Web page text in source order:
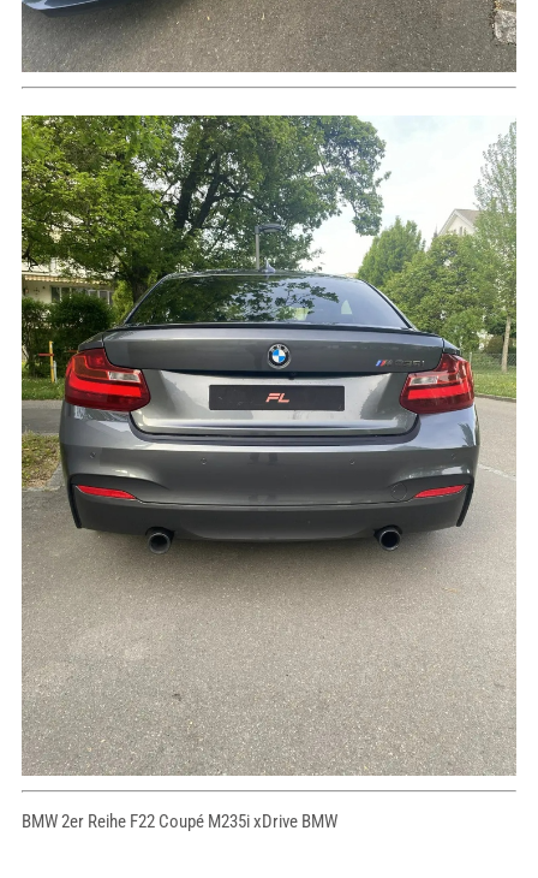
BMW 2er Reihe F22 Coupé M235i xDrive BMW